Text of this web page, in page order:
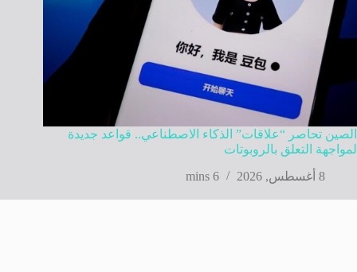
الصين تحاصر “علاقات” الذكاء الاصطناعي.. قواعد جديدة
لمواجهة التعلق بالروبوتات
8 أغسطس, 2026
6 mins